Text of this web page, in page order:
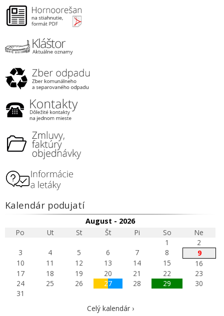
Kalendár podujatí
August - 2026
Po
Ut St Št Pi So
Ne
1
2
3
4 5 6 7 8
9
10
11 12 13 14 15
16
17
18 19 20 21 22
23
24
25 26 27 28 29
30
31
Celý kalendár ›